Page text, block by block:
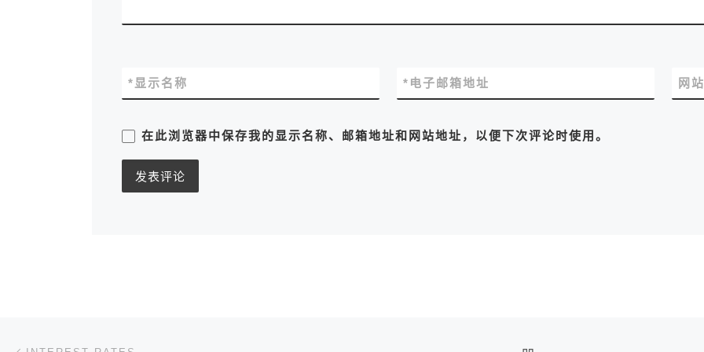
显示名称
* 电子邮箱地址
* 网
在此浏览器中保存我的显示名称、邮箱地址和网站地址，以便下次评论时使用。
文章导航